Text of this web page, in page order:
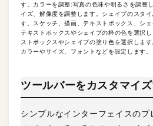
す。カラーを調整:写真の色味や明るさを調整
イズ、解像度を調整します。シェイプのスタ
す。スケッチ、描画、テキストボックス、シ
テキストボックスやシェイプの枠の色を選択
ストボックスやシェイプの塗り色を選択しま
カラーやサイズ、フォントなどを設定します。
ツールバーをカスタマイ
シンプルなインターフェイスのプ